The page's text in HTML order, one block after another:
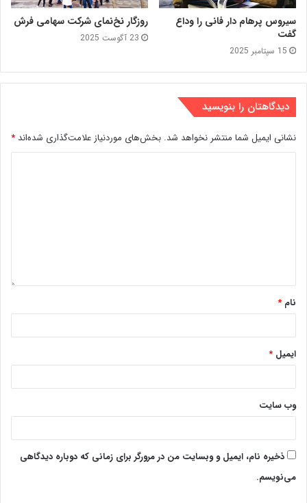
سیروس پرهام دار فانی را وداع
گفت
15 سپتامبر 2025
روزگار نخ‌نمای شرکت سهامی فرش
23 آگوست 2025
دیدگاهتان را بنویسید
نشانی ایمیل شما منتشر نخواهد شد. بخش‌های موردنیاز علامت‌گذاری شده‌اند *
نام *
ایمیل *
وب‌ سایت
ذخیره نام، ایمیل و وبسایت من در مرورگر برای زمانی که دوباره دیدگاهی
می‌نویسم.